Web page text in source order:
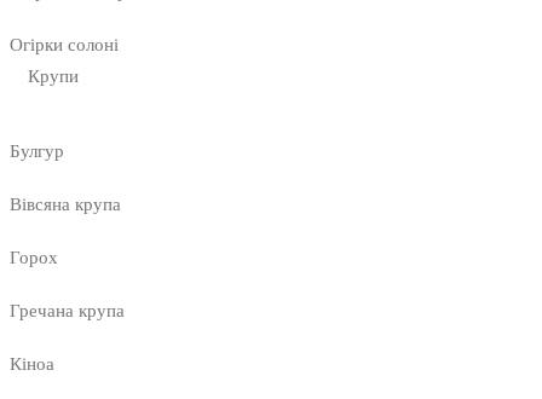
Огірки солоні
Крупи
Булгур
Вівсяна крупа
Горох
Гречана крупа
Кіноа